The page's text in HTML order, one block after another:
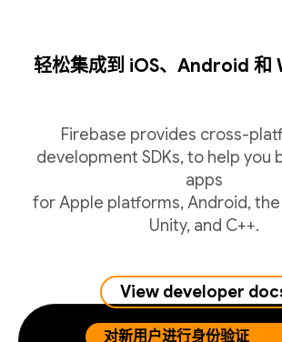
轻松集成到 iOS、Android 和
Firebase provides cross-
development SDKs, to help you
apps
for Apple platforms, Android, the
Unity, and C++.
View developer